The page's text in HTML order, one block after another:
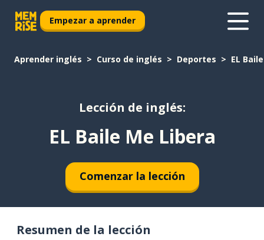
Empezar a aprender
Aprender inglés Curso de inglés Deportes EL
Lección de inglés:
EL Baile Me Libera
Comenzar la lección
Resumen de la lección